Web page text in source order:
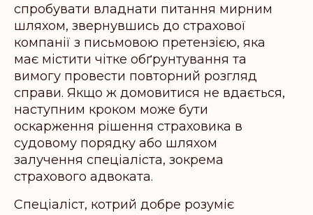
спробувати владнати питання мирним
шляхом, звернувшись до страхової
компанії з письмовою претензією, яка
має містити чітке обґрунтування та
вимогу провести повторний розгляд
справи. Якщо ж домовитися не вдається,
наступним кроком може бути
оскарження рішення страховика в
судовому порядку або шляхом
залучення спеціаліста, зокрема
страхового адвоката.
Спеціаліст, котрий добре розуміє